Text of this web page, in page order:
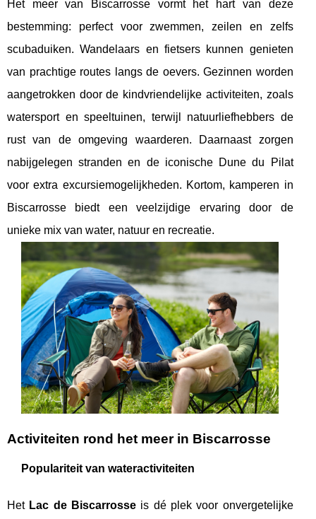
Het meer van Biscarrosse vormt het hart van deze
bestemming: perfect voor zwemmen, zeilen en zelfs
scubaduiken. Wandelaars en fietsers kunnen genieten
van prachtige routes langs de oevers. Gezinnen worden
aangetrokken door de kindvriendelijke activiteiten, zoals
watersport en speeltuinen, terwijl natuurliefhebbers de
rust van de omgeving waarderen. Daarnaast zorgen
nabijgelegen stranden en de iconische Dune du Pilat
voor extra excursiemogelijkheden. Kortom, kamperen in
Biscarrosse biedt een veelzijdige ervaring door de
unieke mix van water, natuur en recreatie.
Activiteiten rond het meer in Biscarrosse
Populariteit van wateractiviteiten
Het Lac de Biscarrosseis dé plek voor onvergetelijke